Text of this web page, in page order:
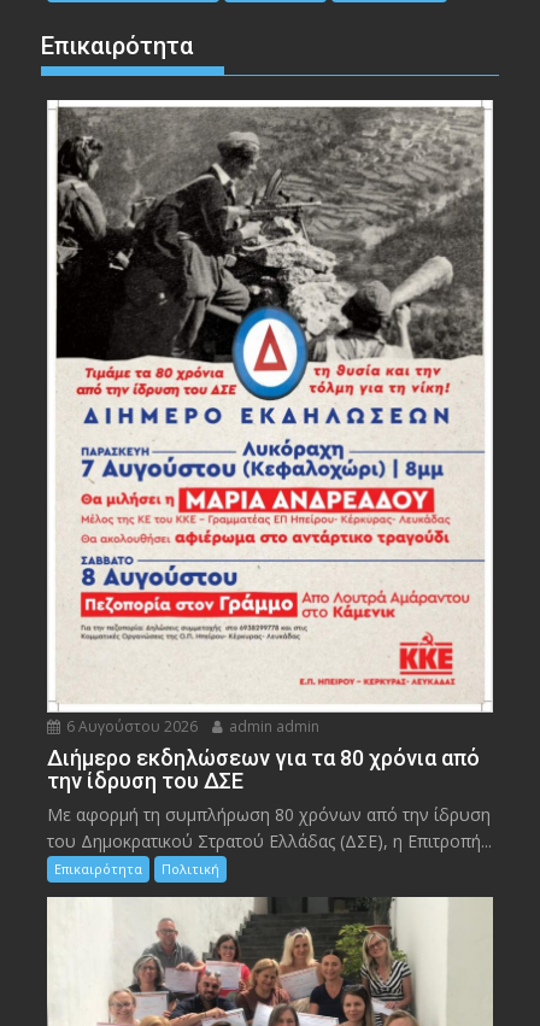
Επικαιρότητα
6 Αυγούστου 2026 admin admin
Διήμερο εκδηλώσεων για τα 80 χρόνια από
την ίδρυση του ΔΣΕ
Με αφορμή τη συμπλήρωση 80 χρόνων από την ίδρυση
του Δημοκρατικού Στρατού Ελλάδας (ΔΣΕ), η Επιτροπή...
Επικαιρότητα Πολιτική